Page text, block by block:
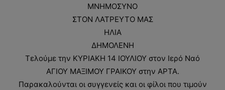
ΜΝΗΜΟΣΥΝΟ
ΣΤΟΝ ΛΑΤΡΕΥΤΟ ΜΑΣ
ΗΛΙΑ
ΔΗΜΟΛΕΝΗ
Τελούμε την ΚΥΡΙΑΚΗ 14 ΙΟΥΛΙΟΥ στον Ιερό Ναό
ΑΓΙΟΥ ΜΑΞΙΜΟΥ ΓΡΑΙΚΟΥ στην ΑΡΤΑ.
Παρακαλούνται οι συγγενείς και οι φίλοι που τιμούν